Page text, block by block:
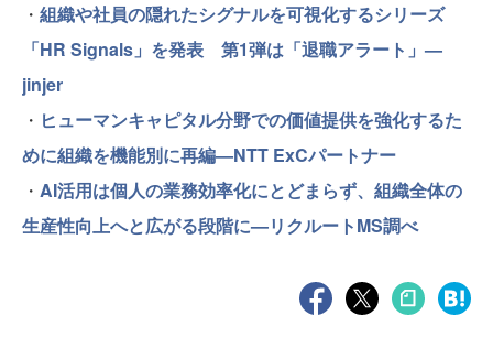
・ 組織や社員の隠れたシグナルを可視化するシリーズ
「HR Signals」を発表 第1弾は「退職アラート」—
jinjer
・ ヒューマンキャピタル分野での価値提供を強化するた
めに組織を機能別に再編—NTT ExCパートナー
・ AI活用は個人の業務効率化にとどまらず、組織全体の
生産性向上へと広がる段階に—リクルートMS調べ